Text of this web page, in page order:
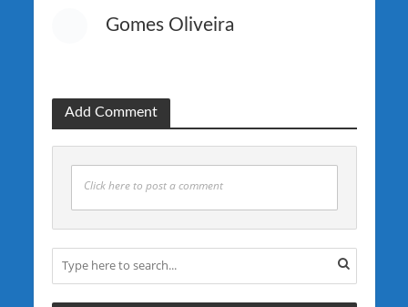
Gomes Oliveira
Add Comment
Click here to post a comment